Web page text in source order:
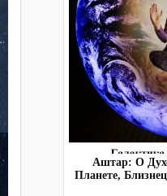
Аштар: О
Планете,